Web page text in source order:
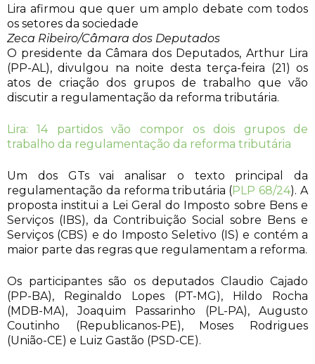
Lira afirmou que quer um amplo debate com todos
os setores da sociedade
Zeca Ribeiro/Câmara dos Deputados
O presidente da Câmara dos Deputados, Arthur Lira
(PP-AL), divulgou na noite desta terça-feira (21) os
atos de criação dos grupos de trabalho que vão
discutir a regulamentação da reforma tributária.
Lira: 14 partidos vão compor os dois grupos de
trabalho da regulamentação da reforma tributária
Um dos GTs vai analisar o texto principal da
regulamentação da reforma tributária (PLP 68/24). A
proposta institui a Lei Geral do Imposto sobre Bens e
Serviços (IBS), da Contribuição Social sobre Bens e
Serviços (CBS) e do Imposto Seletivo (IS) e contém a
maior parte das regras que regulamentam a reforma.
Os participantes são os deputados Claudio Cajado
(PP-BA), Reginaldo Lopes (PT-MG), Hildo Rocha
(MDB-MA), Joaquim Passarinho (PL-PA), Augusto
Coutinho (Republicanos-PE), Moses Rodrigues
(União-CE) e Luiz Gastão (PSD-CE).